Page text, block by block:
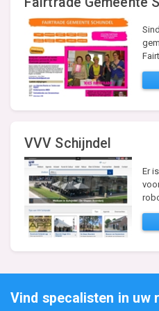
VVV Schijndel
Er
Vind specalisten in uw